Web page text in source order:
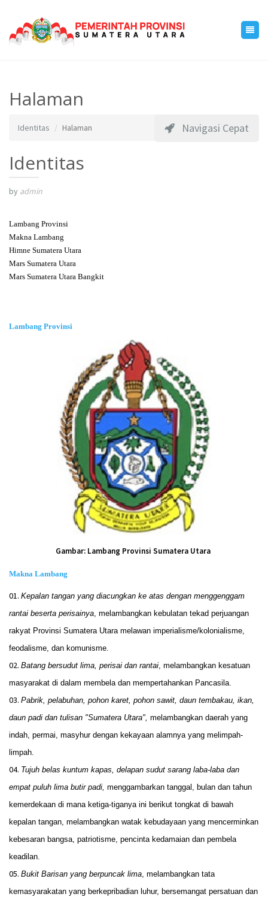
Halaman
Navigasi Cepat
Identitas Halaman
Identitas
by admin
Lambang Provinsi
Makna Lambang
Himne Sumatera Utara
Mars Sumatera Utara
Mars Sumatera Utara Bangkit
Lambang Provinsi
Gambar: Lambang Provinsi Sumatera Utara
Makna Lambang
Kepalan tangan yang diacungkan ke atas dengan menggenggam
rantai beserta perisainya , melambangkan kebulatan tekad perjuangan
rakyat Provinsi Sumatera Utara melawan imperialisme/kolonialisme,
feodalisme, dan komunisme.
Batang bersudut lima, perisai dan rantai , melambangkan kesatuan
masyarakat di dalam membela dan mempertahankan Pancasila.
Pabrik, pelabuhan, pohon karet, pohon sawit, daun tembakau, ikan,
daun padi dan tulisan "Sumatera Utara", melambangkan daerah yang
indah, permai, masyhur dengan kekayaan alamnya yang melimpah-
limpah.
Tujuh belas kuntum kapas, delapan sudut sarang laba-laba dan
empat puluh lima butir padi, menggambarkan tanggal, bulan dan tahun
kemerdekaan di mana ketiga-tiganya ini berikut tongkat di bawah
kepalan tangan, melambangkan watak kebudayaan yang mencerminkan
kebesaran bangsa, patriotisme, pencinta kedamaian dan pembela
keadilan.
Bukit Barisan yang berpuncak lima , melambangkan tata
kemasyarakatan yang berkepribadian luhur, bersemangat persatuan dan